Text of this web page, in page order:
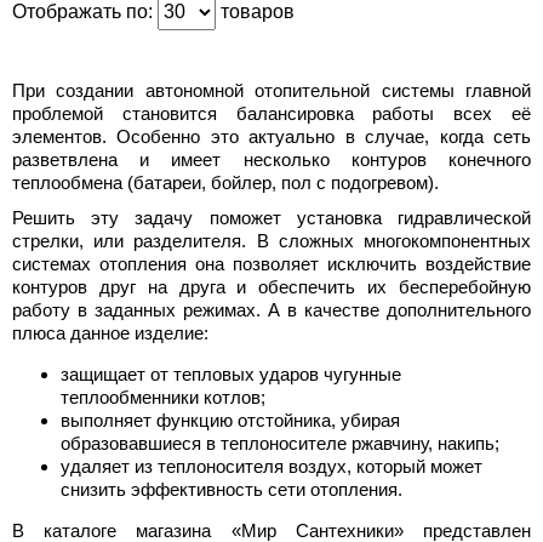
Отображать по:
товаров
При создании автономной отопительной системы главной
проблемой становится балансировка работы всех её
элементов. Особенно это актуально в случае, когда сеть
разветвлена и имеет несколько контуров конечного
теплообмена (батареи, бойлер, пол с подогревом).
Решить эту задачу поможет установка гидравлической
стрелки, или разделителя. В сложных многокомпонентных
системах отопления она позволяет исключить воздействие
контуров друг на друга и обеспечить их бесперебойную
работу в заданных режимах. А в качестве дополнительного
плюса данное изделие:
защищает от тепловых ударов чугунные
теплообменники котлов;
выполняет функцию отстойника, убирая
образовавшиеся в теплоносителе ржавчину, накипь;
удаляет из теплоносителя воздух, который может
снизить эффективность сети отопления.
В каталоге магазина «Мир Сантехники» представлен